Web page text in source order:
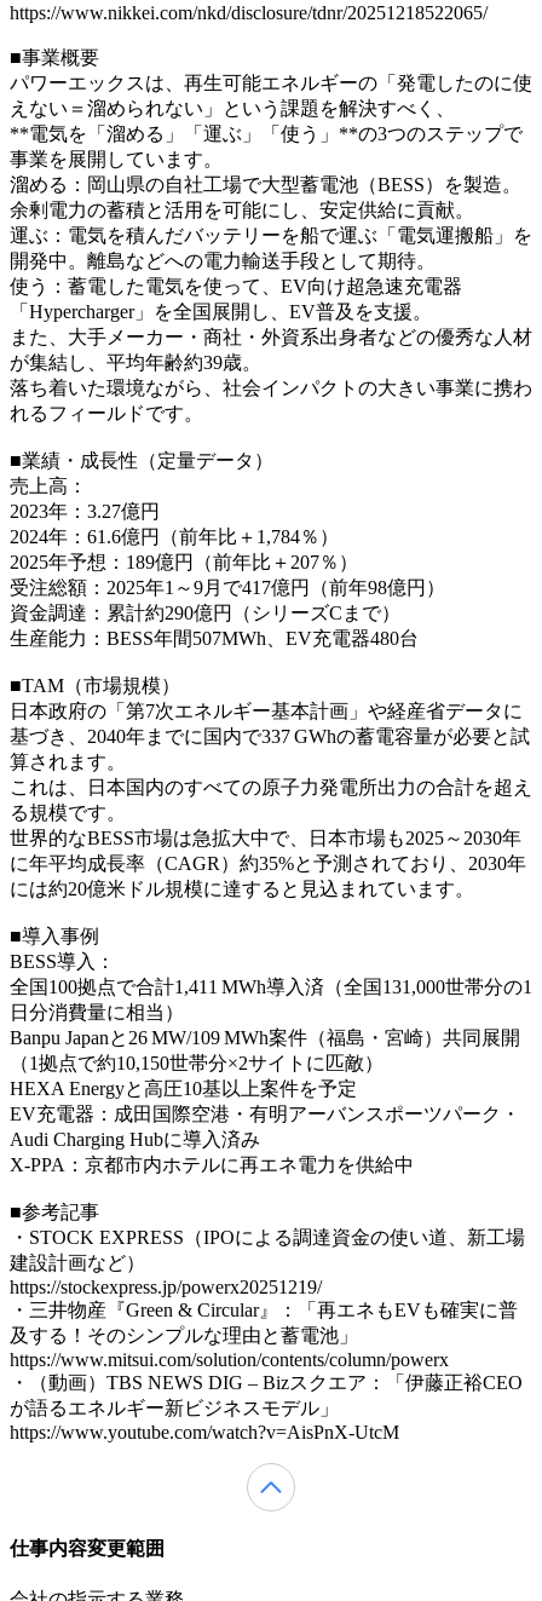
https://www.nikkei.com/nkd/disclosure/tdnr/20251218522065/
■事業概要
パワーエックスは、再生可能エネルギーの「発電したのに使
えない＝溜められない」という課題を解決すべく、
**電気を「溜める」「運ぶ」「使う」**の3つのステップで
事業を展開しています。
溜める：岡山県の自社工場で大型蓄電池（BESS）を製造。
余剰電力の蓄積と活用を可能にし、安定供給に貢献。
運ぶ：電気を積んだバッテリーを船で運ぶ「電気運搬船」を
開発中。離島などへの電力輸送手段として期待。
使う：蓄電した電気を使って、EV向け超急速充電器
「Hypercharger」を全国展開し、EV普及を支援。
また、大手メーカー・商社・外資系出身者などの優秀な人材
が集結し、平均年齢約39歳。
落ち着いた環境ながら、社会インパクトの大きい事業に携わ
れるフィールドです。
■業績・成長性（定量データ）
売上高：
2023年：3.27億円
2024年：61.6億円（前年比＋1,784％）
2025年予想：189億円（前年比＋207％）
受注総額：2025年1～9月で417億円（前年98億円）
資金調達：累計約290億円（シリーズCまで）
生産能力：BESS年間507MWh、EV充電器480台
■TAM（市場規模）
日本政府の「第7次エネルギー基本計画」や経産省データに
基づき、2040年までに国内で337 GWhの蓄電容量が必要と試
算されます。
これは、日本国内のすべての原子力発電所出力の合計を超え
る規模です。
世界的なBESS市場は急拡大中で、日本市場も2025～2030年
に年平均成長率（CAGR）約35%と予測されており、2030年
には約20億米ドル規模に達すると見込まれています。
■導入事例
BESS導入：
全国100拠点で合計1,411 MWh導入済（全国131,000世帯分の1
日分消費量に相当）
Banpu Japanと26 MW/109 MWh案件（福島・宮崎）共同展開
（1拠点で約10,150世帯分×2サイトに匹敵）
HEXA Energyと高圧10基以上案件を予定
EV充電器：成田国際空港・有明アーバンスポーツパーク・
Audi Charging Hubに導入済み
X‑PPA：京都市内ホテルに再エネ電力を供給中
■参考記事
・STOCK EXPRESS（IPOによる調達資金の使い道、新工場
建設計画など）
https://stockexpress.jp/powerx20251219/
・三井物産『Green & Circular』：「再エネもEVも確実に普
及する！そのシンプルな理由と蓄電池」
https://www.mitsui.com/solution/contents/column/powerx
・（動画）TBS NEWS DIG – Bizスクエア：「伊藤正裕CEO
が語るエネルギー新ビジネスモデル」
https://www.youtube.com/watch?v=AisPnX-UtcM
仕事内容変更範囲